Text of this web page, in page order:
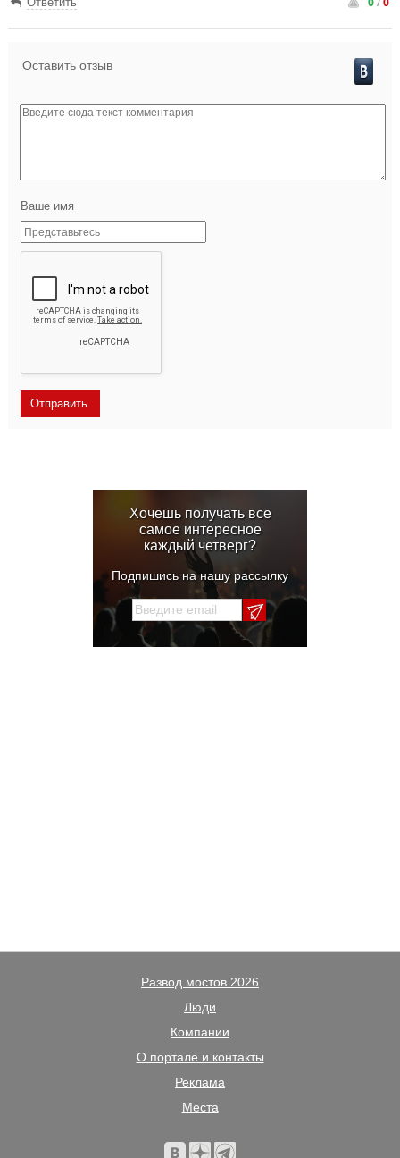
Оставить отзыв
Ваше имя
Хочешь получать все
самое интересное
каждый четверг?
Подпишись на нашу рассылку
Развод мостов 2026
Люди
Компании
О портале и контакты
Реклама
Места